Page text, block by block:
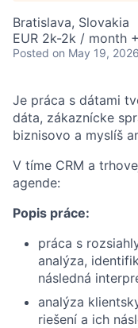
Bratislava, Slovakia
EUR 2k-2k / month
Posted on May 19, 2026
​​​​​Je práca s dátami
dáta, zákaznícke
biznisovo a myslíš
V tíme CRM a
agende:
Popis práce:
práca s
analýza,
následná
analýza
riešení a ich